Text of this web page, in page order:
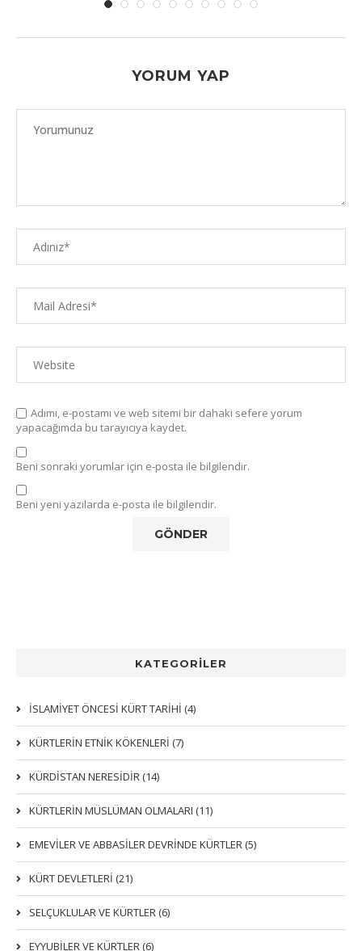
YORUM YAP
Adımı, e-postamı ve web sitemi bir dahaki sefere yorum
yapacağımda bu tarayıcıya kaydet.
Beni sonraki yorumlar için e-posta ile bilgilendir.
Beni yeni yazılarda e-posta ile bilgilendir.
KATEGORİLER
İSLAMİYET ÖNCESİ KÜRT TARİHİ (4)
KÜRTLERIN ETNIK KÖKENLERI (7)
KÜRDİSTAN NERESİDİR (14)
KÜRTLERİN MÜSLÜMAN OLMALARI (11)
EMEVİLER VE ABBASİLER DEVRİNDE KÜRTLER (5)
KÜRT DEVLETLERİ (21)
SELÇUKLULAR VE KÜRTLER (6)
EYYUBİLER VE KÜRTLER (6)